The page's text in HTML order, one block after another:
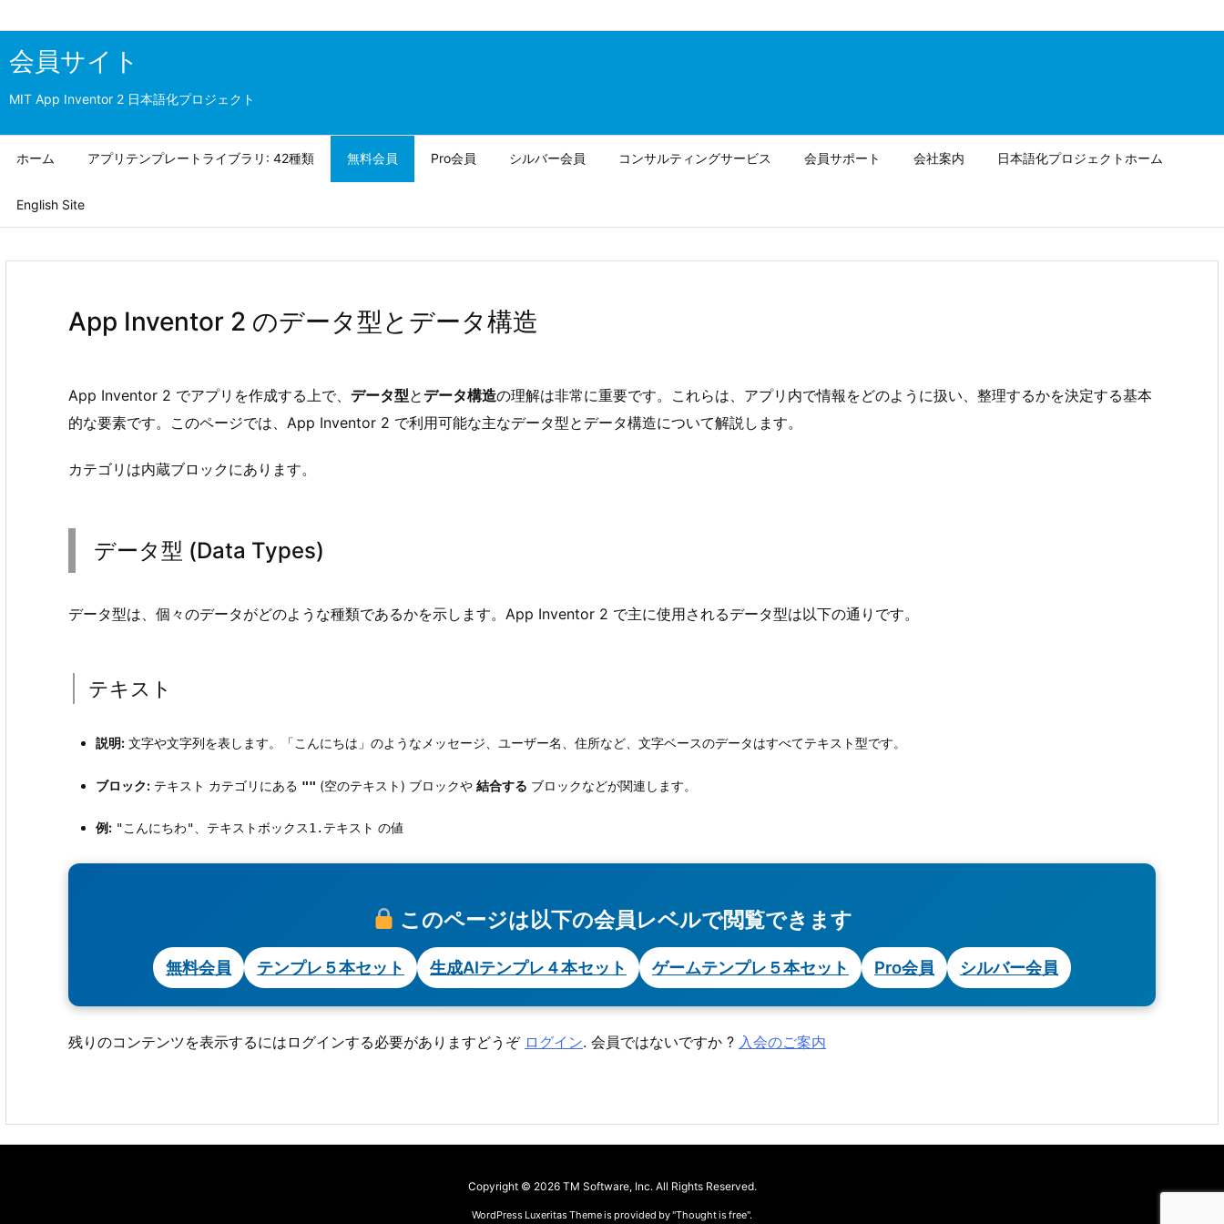
会員サイト
MIT App Inventor 2 日本語化プロジェクト
ホーム アプリテンプレートライブラリ: 42種類 無料会員 Pro会員 シルバー会員 コンサルティングサービス 会員サポート 会社案内 日本語化プロジェクトホーム
English Site
App Inventor 2 のデータ型とデータ構造
App Inventor 2 でアプリを作成する上で、 データ型と データ構造の理解は非常に重要です。これらは、アプリ内で情報をどのように扱い、整理するかを決定する基本
的な要素です。このページでは、App Inventor 2 で利用可能な主なデータ型とデータ構造について解説します。
カテゴリは内蔵ブロックにあります。
データ型 (Data Types)
データ型は、個々のデータがどのような種類であるかを示します。App Inventor 2 で主に使用されるデータ型は以下の通りです。
テキスト
説明: 文字や文字列を表します。「こんにちは」のようなメッセージ、ユーザー名、住所など、文字ベースのデータはすべてテキスト型です。
ブロック: テキスト カテゴリにある "" (空のテキスト) ブロックや 結合する ブロックなどが関連します。
例: "こんにちわ" テキストボックス1. テキスト の値
このページは以下の会員レベルで閲覧できます
無料会員 テンプレ５本セット 生成AIテンプレ４本セット ゲームテンプレ５本セット Pro会員 シルバー会員
残りのコンテンツを表示するにはログインする必要がありますどうぞ ログイン. 会員ではないですか ? 入会のご案内
Copyright © 2026 TM Software, Inc. All Rights Reserved.
WordPress Luxeritas Theme is provided by "Thought is free".